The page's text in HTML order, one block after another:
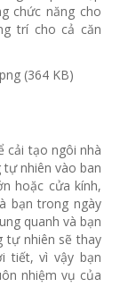
chức năng cho
trí cho cả căn
cải tạo ngôi nhà
tự nhiên vào ban
hoặc cửa kính,
bạn trong ngày
quanh và bạn
tự nhiên sẽ thay
tiết, vì vậy bạn
nhiệm vụ của